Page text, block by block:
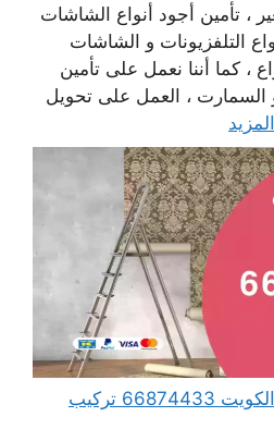
، تأمين أجود أنواع الشاشات
التلفزيونات و الشاشات
، كما أننا نعمل على تأمين
السمارت ، العمل على تحويل
فني تركيب ورق جدران الكويت 66874433 تركيب